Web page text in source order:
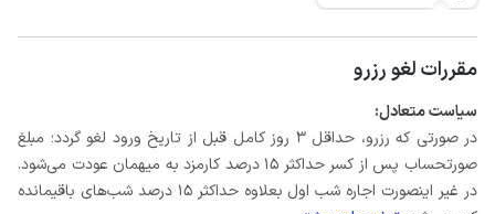
مقررات لغو رزرو
سیاست متعادل:
در صورتی که رزرو، حداقل 3 روز کامل قبل از تاریخ ورود لغو گردد؛ مبلغ
صورتحساب پس از کسر حداکثر 15 درصد کارمزد به میهمان عودت می‌شود.
در غیر اینصورت اجاره شب اول بعلاوه حداکثر 15 درصد شب‌های باقیمانده